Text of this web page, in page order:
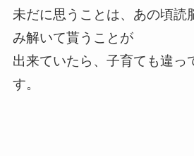
未だに思うことは、あの頃読
み解いて貰うことが
出来ていたら、子育ても違っ
す。